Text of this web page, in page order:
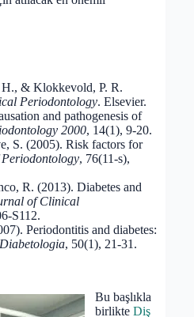
& Klokkevold, P. R.
Periodontology. Elsevier.
and pathogenesis of
2000, 14(1), 9-20.
S. (2005). Risk factors for
, 76(11-s),
R. (2013). Diabetes and
of Clinical
S112.
Periodontitis and diabetes:
Diabetologia, 50(1), 21-31.
Bu başlıkla
birlikte Diş